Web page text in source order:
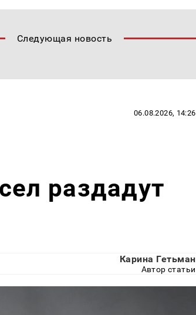
Следующая новость
06.08.2026, 14:26
раздадут
Карина Гетьман
Автор статьи